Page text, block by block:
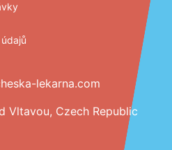
lekarna.com
Vltavou, Czech Republic